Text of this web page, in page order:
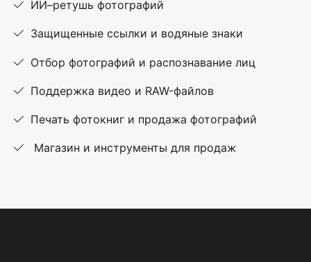
ИИ–ретушь фотографий
Защищенные ссылки и водяные знаки
Отбор фотографий и распознавание лиц
Поддержка видео и RAW-файлов
Печать фотокниг и продажа фотографий
Магазин и инструменты для продаж